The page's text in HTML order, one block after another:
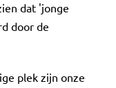
dat 'jonge
door de
plek zijn onze